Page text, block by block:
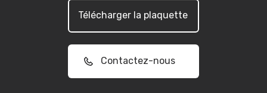
Télécharger la plaquette
Contactez-nous